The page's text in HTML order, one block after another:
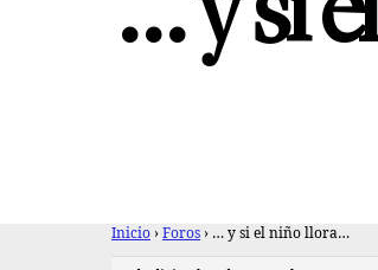
Inicio › Foros › … y si el niño llora…